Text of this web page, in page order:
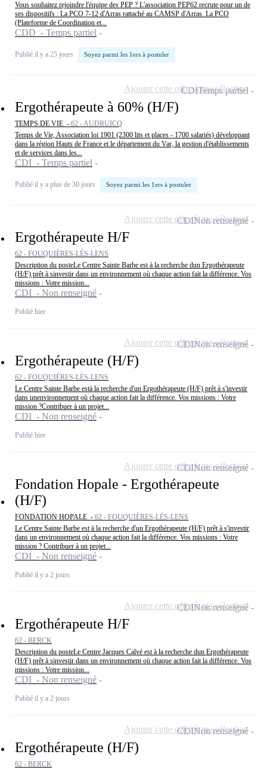
Vous souhaitez rejoindre l'équipe des PEP ? L'association PEP62 recrute pour un de
ses dispositifs : La PCO 7-12 d'Arras rattaché au CAMSP d'Arras. La PCO
(Plateforme de Coordination et...
CDD - Temps partiel
Publié il y a 25 jours Soyez parmi les 1ers à postuler
Ergothérapeute à 60% (H/F)
TEMPS DE VIE - 62 - AUDRUICQ
Temps de Vie, Association loi 1901 (2300 lits et places - 1700 salariés) développant
dans la région Hauts de France et le département du Var, la gestion d'établissements
et de services dans les...
CDI - Temps partiel
Publié il y a plus de 30 jours Soyez parmi les 1ers à postuler
CDITemps partiel
Ajouter cette offre à ma sélection
Ergothérapeute H/F
62 - FOUQUIÈRES-LÈS-LENS
Description du posteLe Centre Sainte Barbe est à la recherche dun Ergothérapeute
(H/F) prêt à sinvestir dans un environnement où chaque action fait la différence. Vos
missions : Votre mission...
CDI - Non renseigné
Publié hier
CDINon renseigné
Ajouter cette offre à ma sélection
Ergothérapeute (H/F)
62 - FOUQUIÈRES-LÈS-LENS
Le Centre Sainte Barbe està la recherche d'un Ergothérapeute (H/F) prêt à s'investir
dans unenvironnement où chaque action fait la différence. Vos missions : Votre
mission ?Contribuer à un projet...
CDI - Non renseigné
Publié hier
CDINon renseigné
Ajouter cette offre à ma sélection
Fondation Hopale - Ergothérapeute
(H/F)
FONDATION HOPALE - 62 - FOUQUIÈRES-LÈS-LENS
Le Centre Sainte Barbe est à la recherche d'un Ergothérapeute (H/F) prêt à s'investir
dans un environnement où chaque action fait la différence. Vos missions : Votre
mission ? Contribuer à un projet...
CDI - Non renseigné
Publié il y a 2 jours
CDINon renseigné
Ajouter cette offre à ma sélection
Ergothérapeute H/F
62 - BERCK
Description du posteLe Centre Jacques Calvé est à la recherche dun Ergothérapeute
(H/F) prêt à sinvestir dans un environnement où chaque action fait la différence. Vos
missions : Votre mission...
CDI - Non renseigné
Publié il y a 2 jours
CDINon renseigné
Ajouter cette offre à ma sélection
Ergothérapeute (H/F)
62 - BERCK
CDINon renseigné
Ajouter cette offre à ma sélection